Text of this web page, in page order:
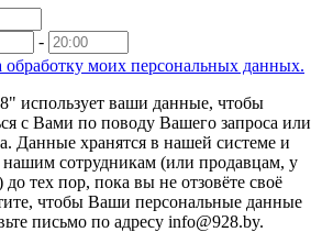
-
обработку моих персональных данных.
использует ваши данные, чтобы
с Вами по поводу Вашего запроса или
Данные хранятся в нашей системе и
сотрудникам (или продавцам, у
до тех пор, пока вы не отзовёте своё
чтобы Ваши персональные данные
письмо по адресу info@928.by.